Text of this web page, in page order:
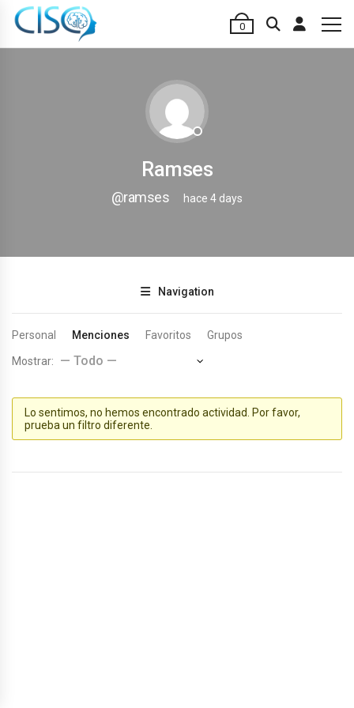
0
Ramses
@ramses hace 4 days
Navigation
Personal Menciones Favoritos Grupos
Mostrar:
Lo sentimos, no hemos encontrado actividad. Por favor,
prueba un filtro diferente.